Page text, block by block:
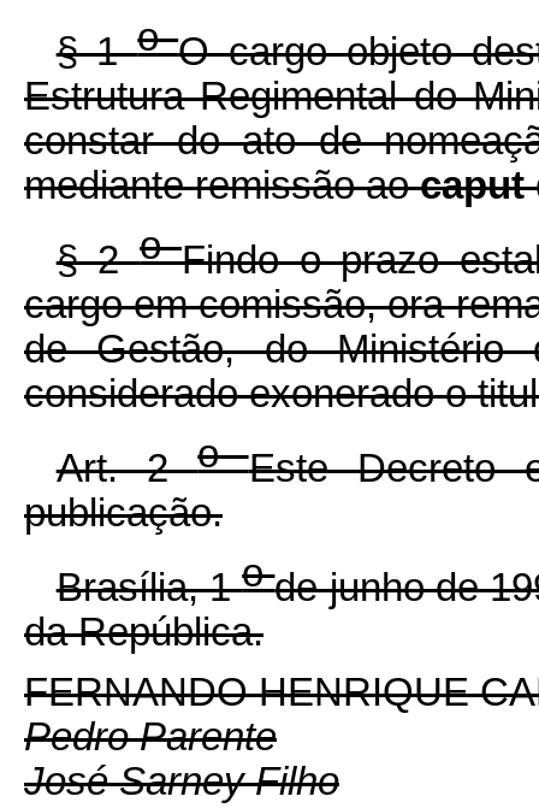
§ 1oO cargo objeto
Estrutura Regimental do
constar do ato de
mediante remissão aocaput
§ 2oFindo o prazo
cargo em comissão, ora
de Gestão, do Ministério
considerado exonerado o
Art. 2oEste Decreto
publicação.
Brasília, 1ode junho de
da República.
FERNANDO HENRIQUE
Pedro Parente
José Sarney Filho